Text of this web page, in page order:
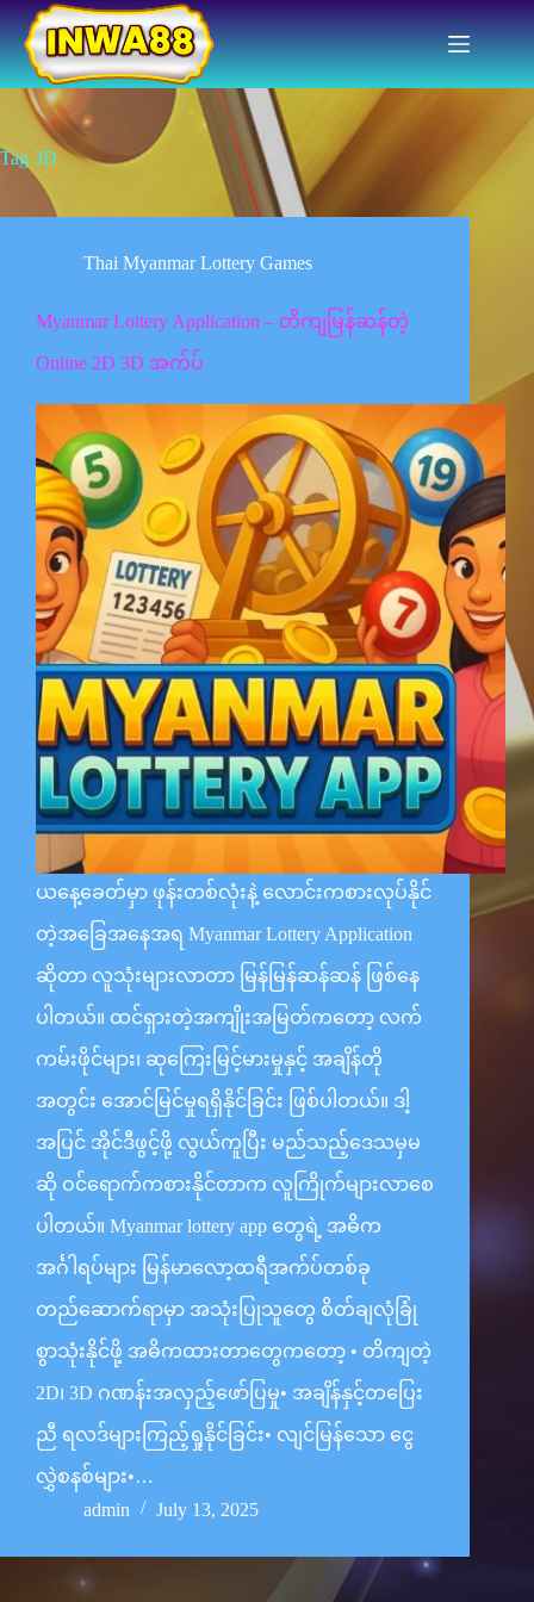
Skip
to
content
Tag 3D
Thai Myanmar Lottery Games
Myanmar Lottery Application – တိကျမြန်ဆန်တဲ့
Online 2D 3D အက်ပ်
ယနေ့ခေတ်မှာ ဖုန်းတစ်လုံးနဲ့ လောင်းကစားလုပ်နိုင်
တဲ့အခြေအနေအရ Myanmar Lottery Application
ဆိုတာ လူသုံးများလာတာ မြန်မြန်ဆန်ဆန် ဖြစ်နေ
ပါတယ်။ ထင်ရှားတဲ့အကျိုးအမြတ်ကတော့ လက်
ကမ်းဖိုင်များ၊ ဆုကြေးမြင့်မားမှုနှင့် အချိန်တို
အတွင်း အောင်မြင်မှုရရှိနိုင်ခြင်း ဖြစ်ပါတယ်။ ဒါ့
အပြင် အိုင်ဒီဖွင့်ဖို့ လွယ်ကူပြီး မည်သည့်ဒေသမှမ
ဆို ဝင်ရောက်ကစားနိုင်တာက လူကြိုက်များလာစေ
ပါတယ်။ Myanmar lottery app တွေရဲ့ အဓိက
အင်္ဂါရပ်များ မြန်မာလော့ထရီအက်ပ်တစ်ခု
တည်ဆောက်ရာမှာ အသုံးပြုသူတွေ စိတ်ချလုံခြုံ
စွာသုံးနိုင်ဖို့ အဓိကထားတာတွေကတော့ • တိကျတဲ့
2D၊ 3D ဂဏန်းအလှည့်ဖော်ပြမှု• အချိန်နှင့်တပြေး
ညီ ရလဒ်များကြည့်ရှုနိုင်ခြင်း• လျင်မြန်သော ငွေ
လွှဲစနစ်များ•…
admin
July 13, 2025